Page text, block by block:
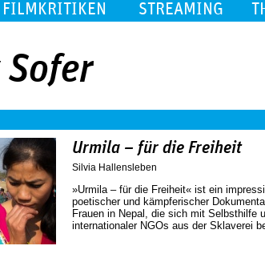
FILMKRITIKEN STREAMING
Urmila – für die Freiheit
Silvia Hallensleben
»Urmila – für die Freiheit« ist ein
poetischer und kämpferischer
Frauen in Nepal, die sich mit Selbsthilfe
internationaler NGOs aus der Sklaverei